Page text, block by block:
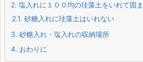
2. 塩入れに１００均の珪藻土をいれて固
2.1. 砂糖入れに珪藻土はいれない
3. 砂糖入れ・塩入れの収納場所
4. おわりに